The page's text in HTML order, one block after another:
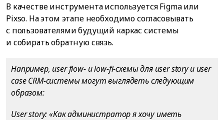
В качестве инструмента используется Figma или
Pixso. На этом этапе необходимо согласовывать
с пользователями будущий каркас системы
и собирать обратную связь.
Например, user flow- и low-fi-схемы для user story и user
case CRM-системы могут выглядеть следующим
образом:
User story: «Как администратор я хочу иметь